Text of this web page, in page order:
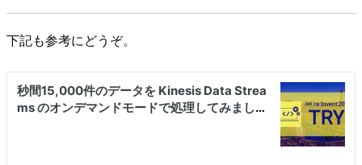
下記も参考にどうぞ。